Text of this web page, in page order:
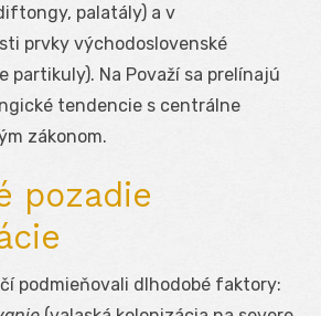
palatály) a v
prvky východoslovenské
partikuly). Na Považí sa prelínajú
tendencie s centrálne
zákonom.
pozadie
podmieňovali dlhodobé faktory: